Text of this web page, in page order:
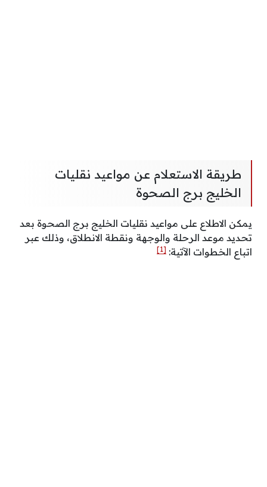
طريقة الاستعلام عن مواعيد نقليات
الخليج برج الصحوة
يمكن الاطلاع على مواعيد نقليات الخليج برج الصحوة بعد
تحديد موعد الرحلة والوجهة ونقطة الانطلاق، وذلك عبر
اتباع الخطوات الآتية: [1]